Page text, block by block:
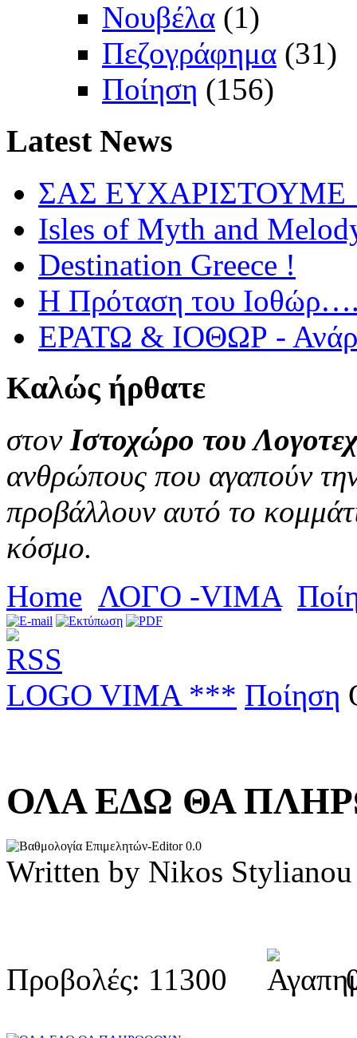
Νουβέλα (1)
Πεζογράφημα (31)
Ποίηση (156)
LatestNews
ΣΑΣ ΕΥΧΑΡΙΣΤΟΥΜΕ
Isles of Myth and
Destination Greece !
Η Πρόταση του
ΕΡΑΤΩ & ΙΟΘΩΡ -
Καλώς ήρθατε
στον Ιστοχώρο του
ανθρώπους που αγαπούν
προβάλλουν αυτό το
κόσμο.
Home ΛΟΓΟ -VIMA
LOGO VIMA *** Ποίηση
ΟΛΑ ΕΔΩ ΘΑ
0.0
Written by Nikos
Προβολές: 11300